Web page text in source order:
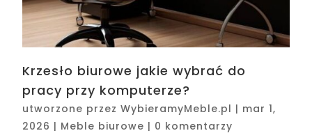
Krzesło biurowe jakie wybrać do
pracy przy komputerze?
utworzone przezWybieramyMeble.pl | mar 1,
2026 | Meble biurowe | 0 komentarzy